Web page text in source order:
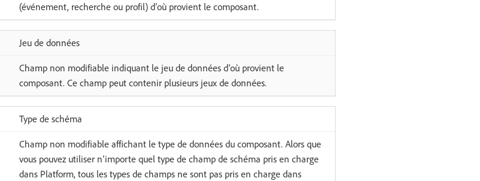
(événement, recherche ou profil) dʼoù provient le composant.
Jeu de données
Champ non modifiable indiquant le jeu de données d’où provient le
composant. Ce champ peut contenir plusieurs jeux de données.
Type de schéma
Champ non modifiable affichant le type de données du composant. Alors que
vous pouvez utiliser n’importe quel type de champ de schéma pris en charge
dans Platform, tous les types de champs ne sont pas pris en charge dans